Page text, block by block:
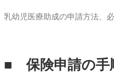
乳幼児医療助成の申請方法、
■ 保険申請の手